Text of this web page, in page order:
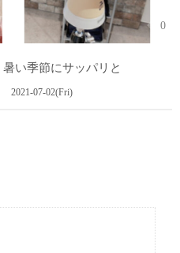
0
暑い季節にサッパリと
2021-07-02(Fri)